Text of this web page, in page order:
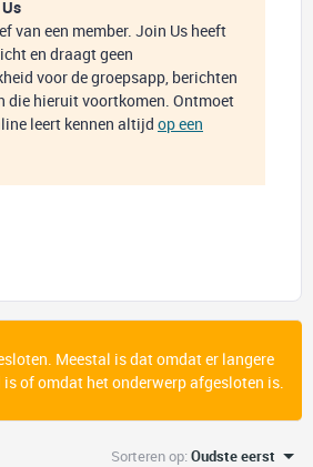
van een member. Join Us heeft
en draagt geen
voor de groepsapp, berichten
hieruit voortkomen. Ontmoet
leert kennen altijd op een
Meestal is dat omdat er langere
of omdat het onderwerp afgesloten is.
Sorteren op:Oudste eerst